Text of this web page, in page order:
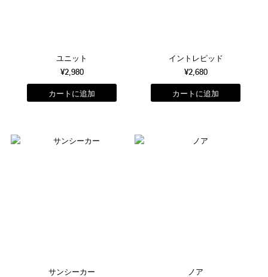
ユニット
¥2,980
イントレピッド
¥2,680
サンシーカー
ノア